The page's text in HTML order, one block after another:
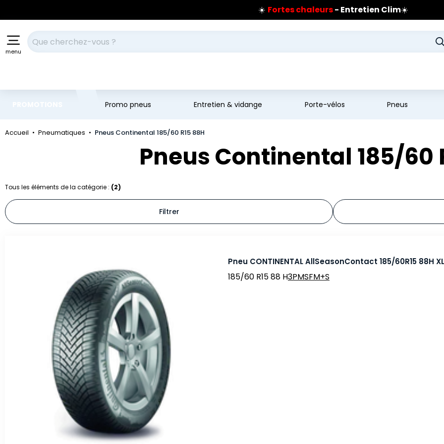
☀️ Fortes chaleurs- Entretien Clim☀️
Prix coûtant pneus Bridgestone
🔥Extincteur :réflexe sécurité🔥
sur les pneus Bridgestone
menu
Votre recherche
Promo pneus Entretien & vidange Porte-vélos Pneus
Accueil Pneumatiques Pneus Continental 185/60 R15 88H
Pneus Continental 185/60
Tous les éléments de la catégorie : (2)
Filtrer
Pneu CONTINENTAL AllSeasonContact 185/60R15 88H XL
185/60 R15 88 H3PMSFM+S